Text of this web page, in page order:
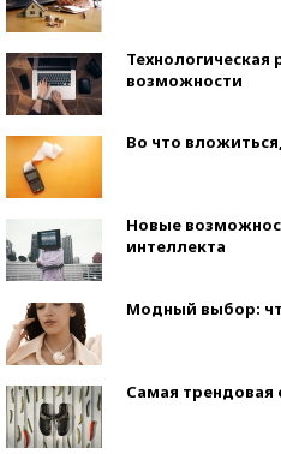
возможности
Во что
Новые
интеллекта
Модный выбор:
Самая трендовая